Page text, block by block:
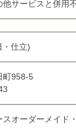
サービスと併用
・仕立)
町958-5
スオーダーメイド